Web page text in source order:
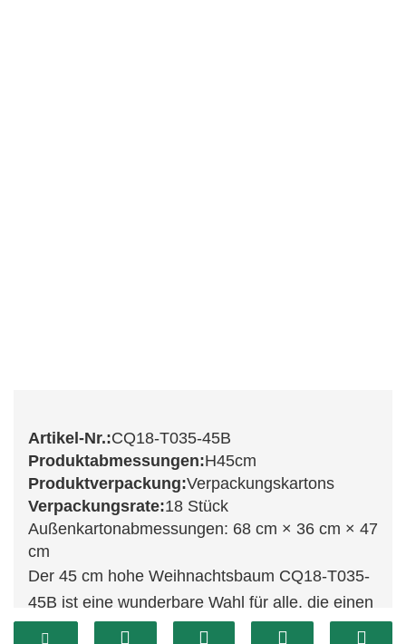
Artikel-Nr.:CQ18-T035-45B
Produktabmessungen:H45cm
Produktverpackung:Verpackungskartons
Verpackungsrate:18 Stück
Außenkartonabmessungen: 68 cm × 36 cm × 47
cm
Der 45 cm hohe Weihnachtsbaum CQ18-T035-
45B ist eine wunderbare Wahl für alle, die einen
charmanten Mittelpunkt für die Festtage suchen.